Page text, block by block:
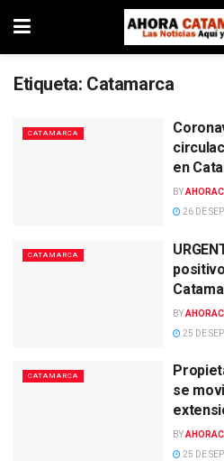
Etiqueta: Catamarca
CATAMARCA
en
BY
26 DE
CATAMARCA
BY
25 DE
CATAMARCA
se
BY
25 DE